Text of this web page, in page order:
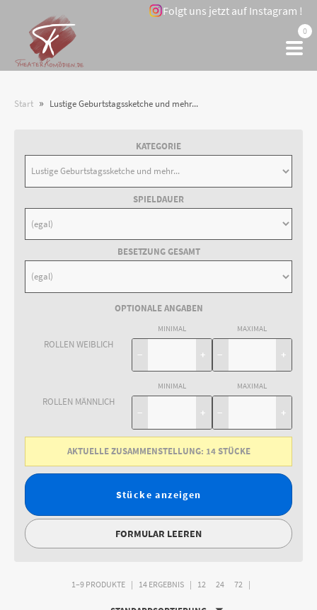
Folgt uns jetzt auf Instagram !
0
Start » Lustige Geburtstagssketche und mehr...
KATEGORIE
SPIELDAUER
BESETZUNG GESAMT
OPTIONALE ANGABEN
ROLLEN WEIBLICH
MINIMAL
− +
MAXIMAL
− +
ROLLEN MÄNNLICH
MINIMAL
− +
MAXIMAL
− +
AKTUELLE ZUSAMMENSTELLUNG: 14STÜCKE
Stücke anzeigen
FORMULAR LEEREN
1–9 PRODUKTE 14 ERGEBNIS 12 24 72